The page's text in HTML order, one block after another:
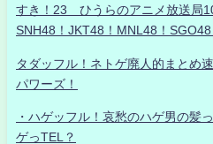
すき！23 ひうらのアニメ放送局
SNH48！JKT48！MNL48！
タダッフル！ネトゲ廃人的まとめ
パワーズ！
・ハゲッフル！哀愁のハゲ男の髪
ゲっTEL？